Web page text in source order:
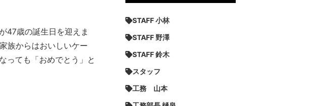
47歳の誕生日を迎えま
族からはおいしいケー
っても「おめでとう」と
STAFF 小林
STAFF 野澤
STAFF 鈴木
スタッフ
工務 山本